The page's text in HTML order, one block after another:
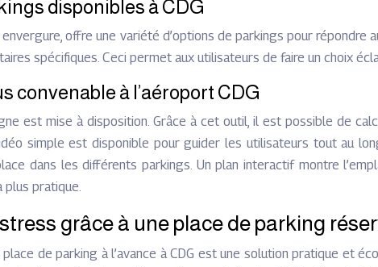
disponibles à CDG
offre une variété d’options de parkings pour
spécifiques. Ceci permet aux utilisateurs de faire un choix
convenable à l’aéroport CDG
est mise à disposition. Grâce à cet outil, il est possible de
simple est disponible pour guider les utilisateurs tout au
dans les différents parkings. Un plan interactif montre
plus pratique.
grâce à une place de parking
place de parking à l’avance à CDG est une solution pratique